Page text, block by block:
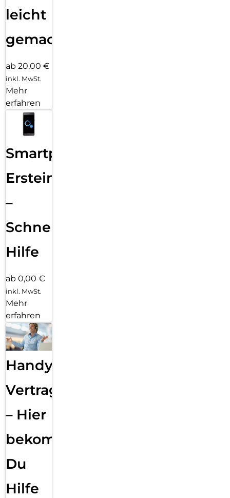
leicht
gemacht!
ab 20,00 €
inkl. MwSt.
Mehr
erfahren
Smartphone
Ersteinrichtung
–
Schnelle
Hilfe
ab 0,00 €
inkl. MwSt.
Mehr
erfahren
Handy
Vertragsabwicklung
– Hier
bekommst
Du
Hilfe